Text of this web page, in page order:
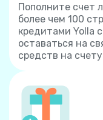
Пополните счет
более чем 100
кредитами Yolla
оставаться на
средств на